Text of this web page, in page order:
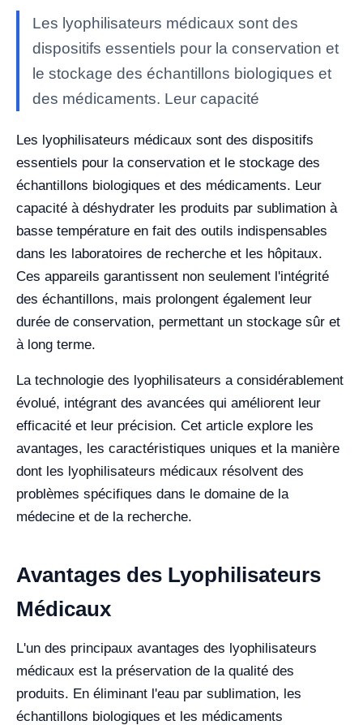
Les lyophilisateurs médicaux sont des
dispositifs essentiels pour la conservation et
le stockage des échantillons biologiques et
des médicaments. Leur capacité
Les lyophilisateurs médicaux sont des dispositifs
essentiels pour la conservation et le stockage des
échantillons biologiques et des médicaments. Leur
capacité à déshydrater les produits par sublimation à
basse température en fait des outils indispensables
dans les laboratoires de recherche et les hôpitaux.
Ces appareils garantissent non seulement l'intégrité
des échantillons, mais prolongent également leur
durée de conservation, permettant un stockage sûr et
à long terme.
La technologie des lyophilisateurs a considérablement
évolué, intégrant des avancées qui améliorent leur
efficacité et leur précision. Cet article explore les
avantages, les caractéristiques uniques et la manière
dont les lyophilisateurs médicaux résolvent des
problèmes spécifiques dans le domaine de la
médecine et de la recherche.
Avantages des Lyophilisateurs
Médicaux
L'un des principaux avantages des lyophilisateurs
médicaux est la préservation de la qualité des
produits. En éliminant l'eau par sublimation, les
échantillons biologiques et les médicaments